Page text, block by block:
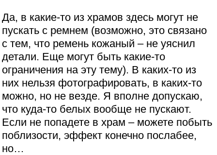
Да, в какие-то из храмов здесь могут не
пускать с ремнем (возможно, это связано
с тем, что ремень кожаный – не уяснил
детали. Еще могут быть какие-то
ограничения на эту тему). В каких-то из
них нельзя фотографировать, в каких-то
можно, но не везде. Я вполне допускаю,
что куда-то белых вообще не пускают.
Если не попадете в храм – можете побыть
поблизости, эффект конечно послабее,
но…